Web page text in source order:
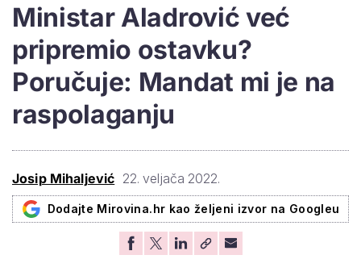
Ministar Aladrović već
pripremio ostavku?
Poručuje: Mandat mi je na
raspolaganju
Josip Mihaljević 22. veljača 2022.
Dodajte Mirovina.hr kao željeni izvor na Googleu